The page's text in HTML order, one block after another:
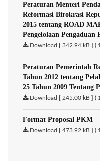
Peraturan Menteri
Reformasi Birokrasi
2015 tentang ROAD
Pengelolaan Pengaduan
Download [ 342.94 kB ] (
Peraturan Pemerintah
Tahun 2012 tentang
25 Tahun 2009 Tentang
Download [ 245.00 kB ] (
Format Proposal PKM
Download [ 473.92 kB ] (